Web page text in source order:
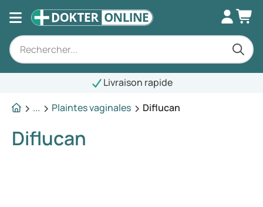
Livraison rapide
...
Plaintes vaginales Diflucan
Diflucan